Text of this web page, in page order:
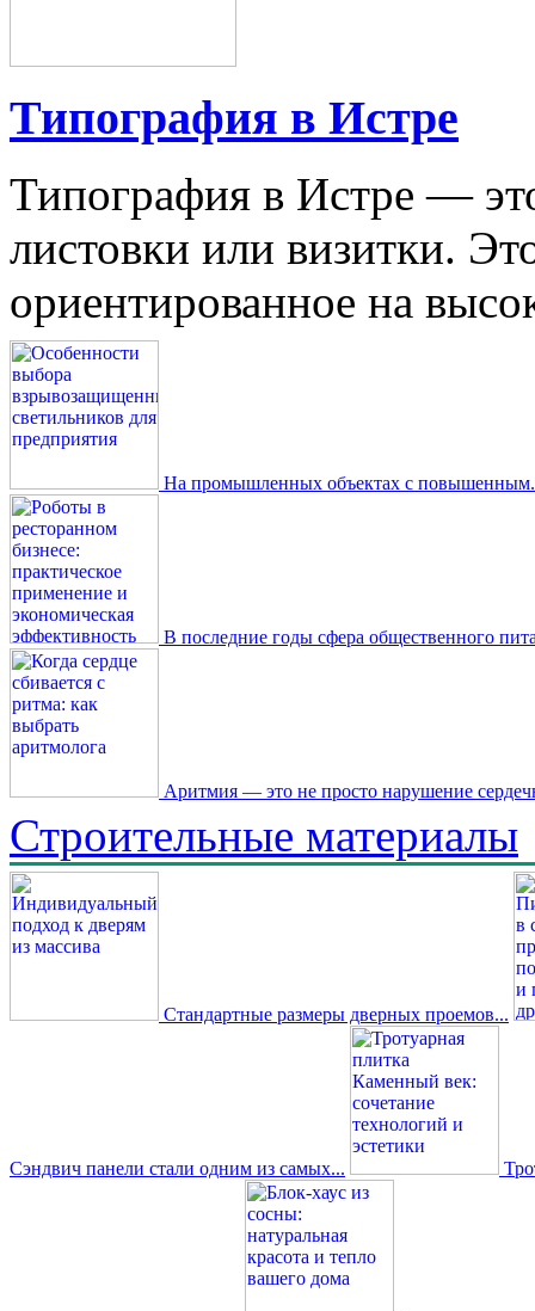
Типография в Истре
Типография в Истре —
листовки или визитки.
ориентированное на
На промышленных объектах с
В последние годы сфера общественного
Аритмия — это не просто нарушение
Строительные материалы
Стандартные размеры дверных проемов...
Сэндвич панели стали одним из самых...